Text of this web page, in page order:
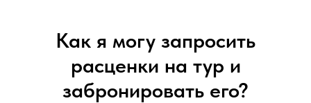
Как я могу запросить
расценки на тур и
забронировать его?